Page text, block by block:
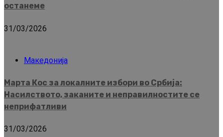
останеме
31/03/2026
Македонија
Марта Кос за локалните избори во Србија:
Насилството, заканите и неправилностите се
неприфатливи
31/03/2026